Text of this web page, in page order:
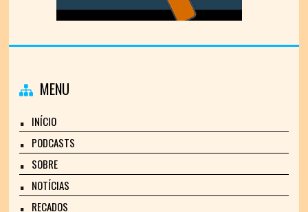
MENU
INÍCIO
PODCASTS
SOBRE
NOTÍCIAS
RECADOS